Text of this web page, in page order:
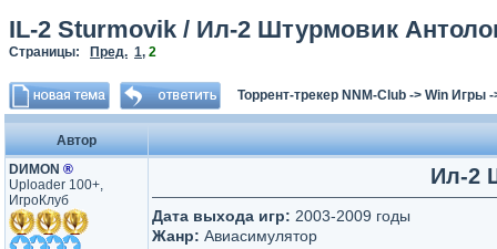
IL-2 Sturmovik / Ил-2 Штурмовик
Страницы: Пред. 1, 2
Торрент-трекер NNM-Club -> Win Игры
Автор
DИMON ®
Uploader 100+,
ИгроКлуб
Ил-2
Дата выхода игр: 2003-2009 годы
Жанр: Авиасимулятор